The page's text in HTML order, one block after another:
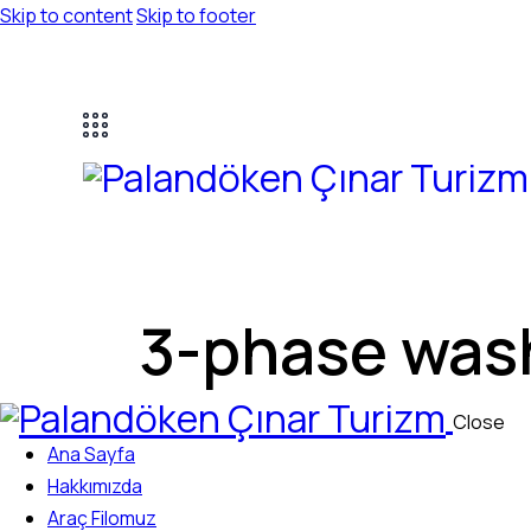
Skip to contentSkip to footer
3-phase
Close
Ana Sayfa
Hakkımızda
Araç Filomuz